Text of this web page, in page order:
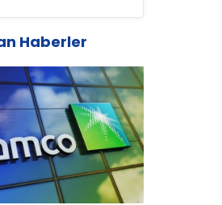
Haberler